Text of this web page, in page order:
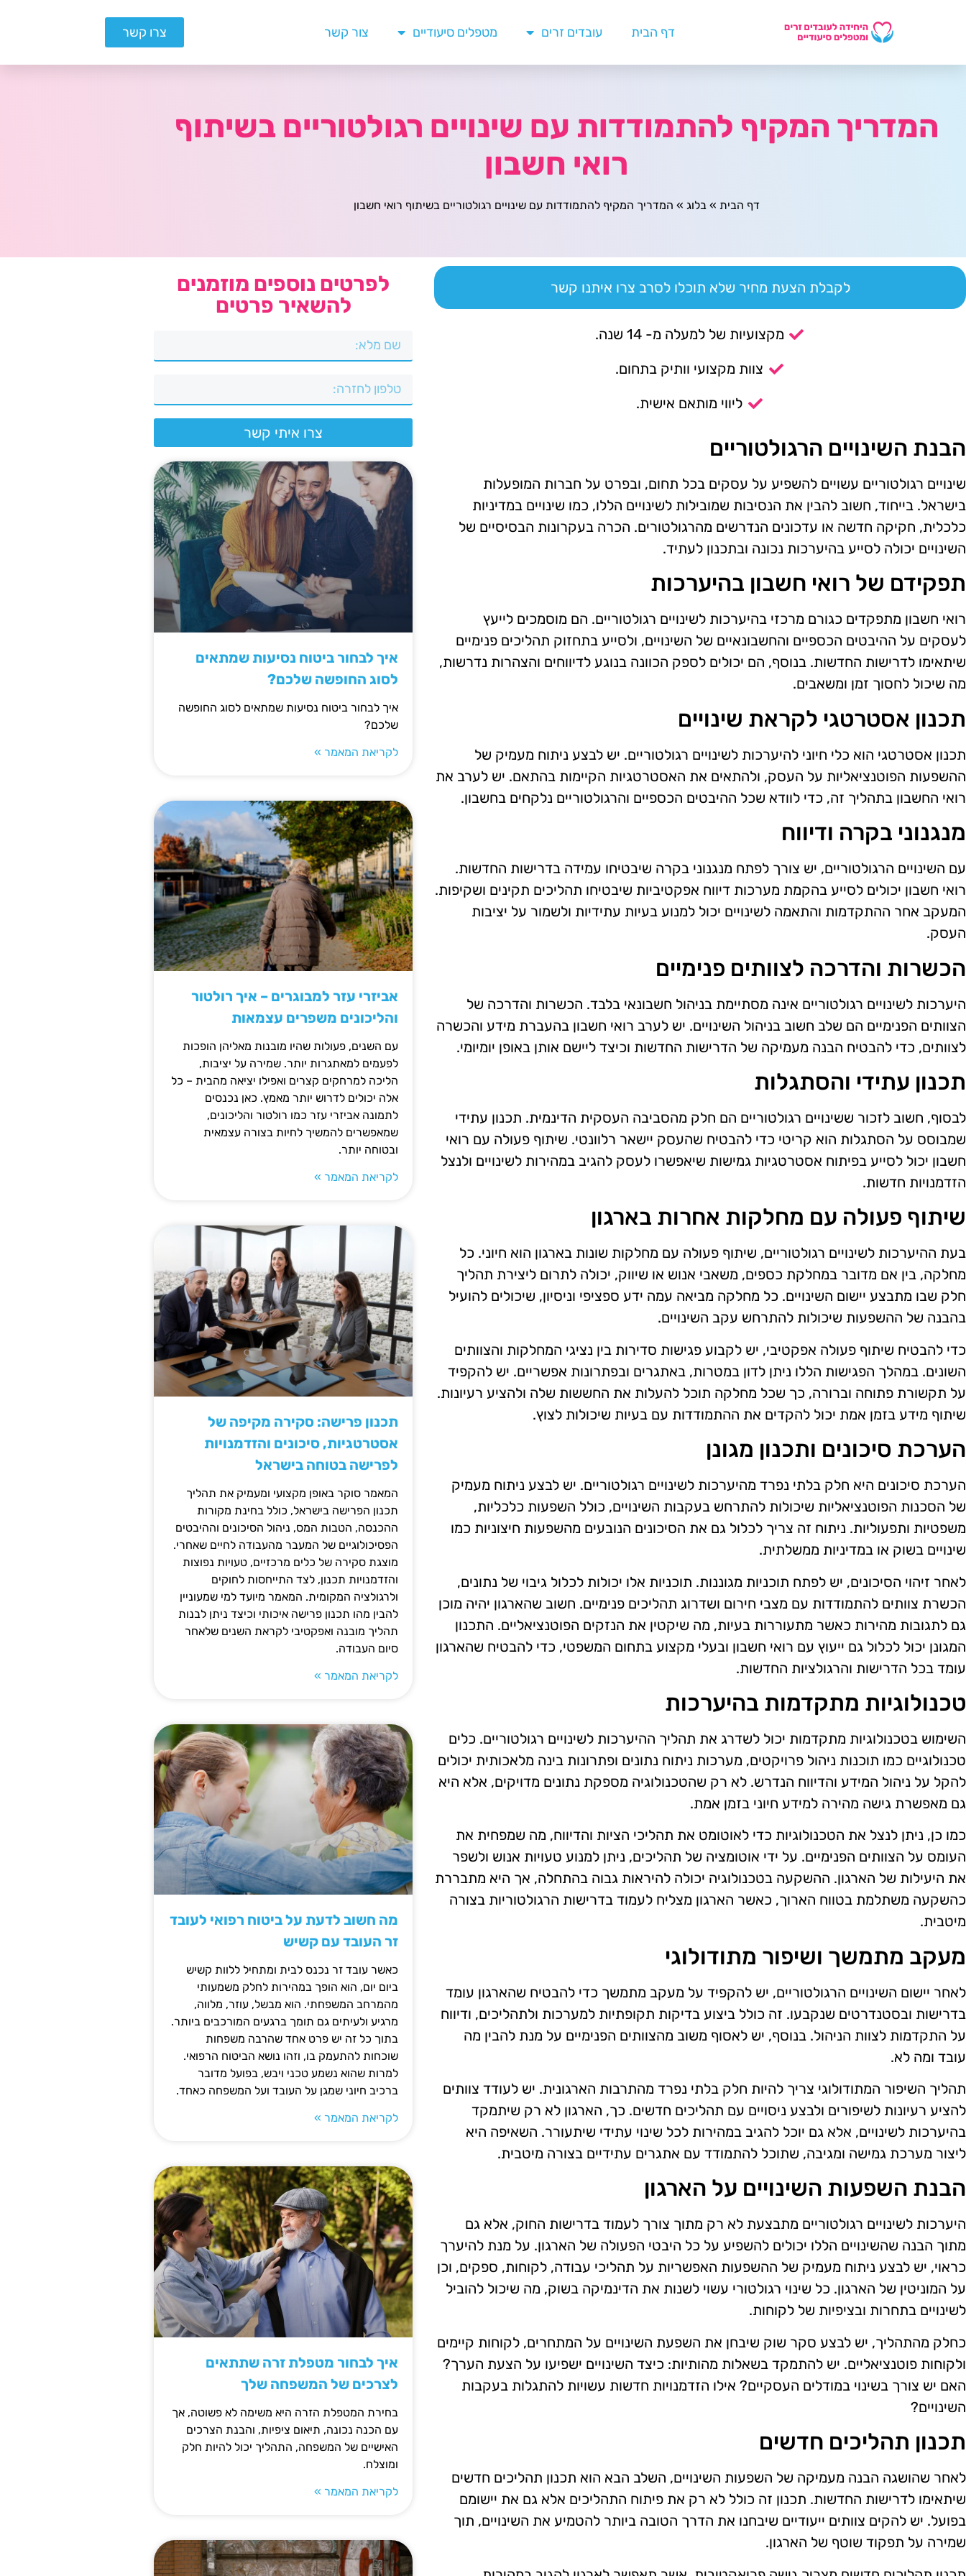
דף הבית עובדים זרים מטפלים סיעודיים צור קשר צרו קשר
המדריך המקיף להתמודדות עם שינויים רגולטוריים בשיתוף
רואי חשבון
דף הבית »בלוג » המדריך המקיף להתמודדות עם שינויים רגולטוריים בשיתוף רואי חשבון
לקבלת הצעת מחיר שלא תוכלו לסרב צרו איתנו קשר
מקצועיות של למעלה מ- 14 שנה.
צוות מקצועי וותיק בתחום.
ליווי מותאם אישית.
הבנת השינויים הרגולטוריים
שינויים רגולטוריים עשויים להשפיע על עסקים בכל תחום, ובפרט על חברות המופעלות
בישראל. בייחוד, חשוב להבין את הנסיבות שמובילות לשינויים הללו, כמו שינויים במדיניות
כלכלית, חקיקה חדשה או עדכונים הנדרשים מהרגולטורים. הכרה בעקרונות הבסיסיים של
השינויים יכולה לסייע בהיערכות נכונה ובתכנון לעתיד.
תפקידם של רואי חשבון בהיערכות
רואי חשבון מתפקדים כגורם מרכזי בהיערכות לשינויים רגולטוריים. הם מוסמכים לייעץ
לעסקים על ההיבטים הכספיים והחשבונאיים של השינויים, ולסייע בתחזוק תהליכים פנימיים
שיתאימו לדרישות החדשות. בנוסף, הם יכולים לספק הכוונה בנוגע לדיווחים והצהרות נדרשות,
מה שיכול לחסוך זמן ומשאבים.
תכנון אסטרטגי לקראת שינויים
תכנון אסטרטגי הוא כלי חיוני להיערכות לשינויים רגולטוריים. יש לבצע ניתוח מעמיק של
ההשפעות הפוטנציאליות על העסק, ולהתאים את האסטרטגיות הקיימות בהתאם. יש לערב את
רואי החשבון בתהליך זה, כדי לוודא שכל ההיבטים הכספיים והרגולטוריים נלקחים בחשבון.
מנגנוני בקרה ודיווח
עם השינויים הרגולטוריים, יש צורך לפתח מנגנוני בקרה שיבטיחו עמידה בדרישות החדשות.
רואי חשבון יכולים לסייע בהקמת מערכות דיווח אפקטיביות שיבטיחו תהליכים תקינים ושקיפות.
המעקב אחר ההתקדמות והתאמה לשינויים יכול למנוע בעיות עתידיות ולשמור על יציבות
העסק.
הכשרות והדרכה לצוותים פנימיים
היערכות לשינויים רגולטוריים אינה מסתיימת בניהול חשבונאי בלבד. הכשרות והדרכה של
הצוותים הפנימיים הם שלב חשוב בניהול השינויים. יש לערב רואי חשבון בהעברת מידע והכשרה
לצוותים, כדי להבטיח הבנה מעמיקה של הדרישות החדשות וכיצד ליישם אותן באופן יומיומי.
תכנון עתידי והסתגלות
לבסוף, חשוב לזכור ששינויים רגולטוריים הם חלק מהסביבה העסקית הדינמית. תכנון עתידי
שמבוסס על הסתגלות הוא קריטי כדי להבטיח שהעסק יישאר רלוונטי. שיתוף פעולה עם רואי
חשבון יכול לסייע בפיתוח אסטרטגיות גמישות שיאפשרו לעסק להגיב במהירות לשינויים ולנצל
הזדמנויות חדשות.
שיתוף פעולה עם מחלקות אחרות בארגון
בעת ההיערכות לשינויים רגולטוריים, שיתוף פעולה עם מחלקות שונות בארגון הוא חיוני. כל
מחלקה, בין אם מדובר במחלקת כספים, משאבי אנוש או שיווק, יכולה לתרום ליצירת תהליך
חלק שבו מתבצע יישום השינויים. כל מחלקה מביאה עמה ידע ספציפי וניסיון, שיכולים להועיל
בהבנה של ההשפעות שיכולות להתרחש עקב השינויים.
כדי להבטיח שיתוף פעולה אפקטיבי, יש לקבוע פגישות סדירות בין נציגי המחלקות והצוותים
השונים. במהלך הפגישות הללו ניתן לדון במטרות, באתגרים ובפתרונות אפשריים. יש להקפיד
על תקשורת פתוחה וברורה, כך שכל מחלקה תוכל להעלות את החששות שלה ולהציע רעיונות.
שיתוף מידע בזמן אמת יכול להקדים את ההתמודדות עם בעיות שיכולות לצוץ.
הערכת סיכונים ותכנון מגונן
הערכת סיכונים היא חלק בלתי נפרד מהיערכות לשינויים רגולטוריים. יש לבצע ניתוח מעמיק
של הסכנות הפוטנציאליות שיכולות להתרחש בעקבות השינויים, כולל השפעות כלכליות,
משפטיות ותפעוליות. ניתוח זה צריך לכלול גם את הסיכונים הנובעים מהשפעות חיצוניות כמו
שינויים בשוק או במדיניות ממשלתית.
לאחר זיהוי הסיכונים, יש לפתח תוכניות מגוננות. תוכניות אלו יכולות לכלול גיבוי של נתונים,
הכשרת צוותים להתמודדות עם מצבי חירום ושדרוג תהליכים פנימיים. חשוב שהארגון יהיה מוכן
גם לתגובות מהירות כאשר מתעוררות בעיות, מה שיקטין את הנזקים הפוטנציאליים. התכנון
המגונן יכול לכלול גם ייעוץ עם רואי חשבון ובעלי מקצוע בתחום המשפטי, כדי להבטיח שהארגון
עומד בכל הדרישות והרגולציות החדשות.
טכנולוגיות מתקדמות בהיערכות
השימוש בטכנולוגיות מתקדמות יכול לשדרג את תהליך ההיערכות לשינויים רגולטוריים. כלים
טכנולוגיים כמו תוכנות ניהול פרויקטים, מערכות ניתוח נתונים ופתרונות בינה מלאכותית יכולים
להקל על ניהול המידע והדיווח הנדרש. לא רק שהטכנולוגיה מספקת נתונים מדויקים, אלא היא
גם מאפשרת גישה מהירה למידע חיוני בזמן אמת.
כמו כן, ניתן לנצל את הטכנולוגיות כדי לאוטומט את תהליכי הציות והדיווח, מה שמפחית את
העומס על הצוותים הפנימיים. על ידי אוטומציה של תהליכים, ניתן למנוע טעויות אנוש ולשפר
את היעילות של הארגון. ההשקעה בטכנולוגיה יכולה להיראות גבוה בהתחלה, אך היא מתבררת
כהשקעה משתלמת בטווח הארוך, כאשר הארגון מצליח לעמוד בדרישות הרגולטוריות בצורה
מיטבית.
מעקב מתמשך ושיפור מתודולוגי
לאחר יישום השינויים הרגולטוריים, יש להקפיד על מעקב מתמשך כדי להבטיח שהארגון עומד
בדרישות ובסטנדרטים שנקבעו. זה כולל ביצוע בדיקות תקופתיות למערכות ולתהליכים, ודיווח
על התקדמות לצוות הניהול. בנוסף, יש לאסוף משוב מהצוותים הפנימיים על מנת להבין מה
עובד ומה לא.
תהליך השיפור המתודולוגי צריך להיות חלק בלתי נפרד מהתרבות הארגונית. יש לעודד צוותים
להציע רעיונות לשיפורים ולבצע ניסויים עם תהליכים חדשים. כך, הארגון לא רק שיתמקד
בהיערכות לשינויים, אלא גם יוכל להגיב במהירות לכל שינוי עתידי שיתעורר. השאיפה היא
ליצור מערכת גמישה ומגיבה, שתוכל להתמודד עם אתגרים עתידיים בצורה מיטבית.
הבנת השפעות השינויים על הארגון
היערכות לשינויים רגולטוריים מתבצעת לא רק מתוך צורך לעמוד בדרישות החוק, אלא גם
מתוך הבנה שהשינויים הללו יכולים להשפיע על כל היבטי הפעולה של הארגון. על מנת להיערך
כראוי, יש לבצע ניתוח מעמיק של ההשפעות האפשריות על תהליכי עבודה, לקוחות, ספקים, וכן
על המוניטין של הארגון. כל שינוי רגולטורי עשוי לשנות את הדינמיקה בשוק, מה שיכול להוביל
לשינויים בתחרות ובציפיות של לקוחות.
כחלק מהתהליך, יש לבצע סקר שוק שיבחן את השפעת השינויים על המתחרים, לקוחות קיימים
ולקוחות פוטנציאליים. יש להתמקד בשאלות מהותיות: כיצד השינויים ישפיעו על הצעת הערך?
האם יש צורך בשינוי במודלים העסקיים? אילו הזדמנויות חדשות עשויות להתגלות בעקבות
השינויים?
תכנון תהליכים חדשים
לאחר שהושגה הבנה מעמיקה של השפעות השינויים, השלב הבא הוא תכנון תהליכים חדשים
שיתאימו לדרישות החדשות. תכנון זה כולל לא רק את פיתוח התהליכים אלא גם את יישומם
בפועל. יש להקים צוותים ייעודיים שיבחנו את הדרך הטובה ביותר להטמיע את השינויים, תוך
שמירה על תפקוד שוטף של הארגון.
לפרטים נוספים מוזמנים
להשאיר פרטים
צרו איתי קשר
איך לבחור ביטוח נסיעות שמתאים
לסוג החופשה שלכם?
איך לבחור ביטוח נסיעות שמתאים לסוג החופשה
שלכם?
לקריאת המאמר »
אביזרי עזר למבוגרים – איך רולטור
והליכונים משפרים עצמאות
עם השנים, פעולות שהיו מובנות מאליהן הופכות
לפעמים למאתגרות יותר. שמירה על יציבות,
הליכה למרחקים קצרים ואפילו יציאה מהבית – כל
אלה יכולים לדרוש יותר מאמץ. כאן נכנסים
לתמונה אביזרי עזר כמו רולטור והליכונים,
שמאפשרים להמשיך לחיות בצורה עצמאית
ובטוחה יותר.
לקריאת המאמר »
תכנון פרישה: סקירה מקיפה של
אסטרטגיות, סיכונים והזדמנויות
לפרישה בטוחה בישראל
המאמר סוקר באופן מקצועי ומעמיק את תהליך
תכנון הפרישה בישראל, כולל בחינת מקורות
ההכנסה, הטבות המס, ניהול הסיכונים וההיבטים
הפסיכולוגיים של המעבר מהעבודה לחיים שאחרי.
מוצגת סקירה של כלים מרכזיים, טעויות נפוצות
והזדמנויות תכנון, לצד התייחסות לחוקים
ולרגולציה המקומית. המאמר מיועד למי שמעוניין
להבין מהו תכנון פרישה איכותי וכיצד ניתן לבנות
תהליך מובנה ואפקטיבי לקראת השנים שלאחר
סיום העבודה.
לקריאת המאמר »
מה חשוב לדעת על ביטוח רפואי לעובד
זר העובד עם קשיש
כאשר עובד זר נכנס לבית ומתחיל ללוות קשיש
ביום יום, הוא הופך במהירות לחלק משמעותי
מהמרחב המשפחתי. הוא מבשל, עוזר, מלווה,
מרגיע ולעיתים גם תומך ברגעים המורכבים ביותר.
בתוך כל זה יש פרט אחד שהרבה משפחות
שוכחות להתעמק בו, וזהו נושא הביטוח הרפואי.
למרות שהוא נשמע טכני ויבש, בפועל מדובר
ברכיב חיוני שמגן על העובד ועל המשפחה כאחד.
לקריאת המאמר »
איך לבחור מטפלת זרה שתתאים
לצרכים של המשפחה שלך
בחירת המטפלת הזרה היא משימה לא פשוטה, אך
עם הכנה נכונה, תיאום ציפיות, והבנת הצרכים
האישיים של המשפחה, התהליך יכול להיות חלק
ומוצלח.
לקריאת המאמר »